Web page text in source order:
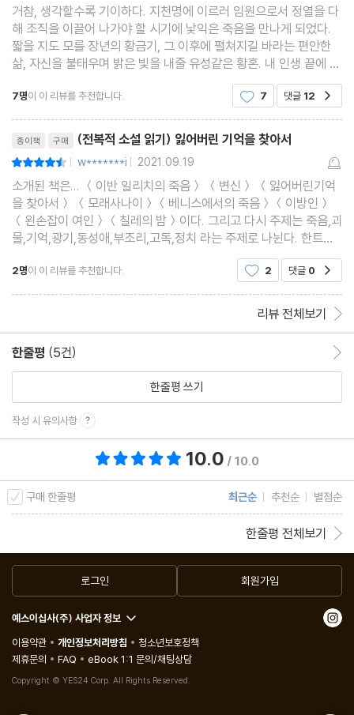
거참, 생각할수록 기이하다. 지천명에 이르러 임원으로서 정열을 다
해 조직을 이끌어 나가야 할 시기에 낯익은 죽음을 만나게 되었다.
짧을 지도 모를 장년의 황금기, 그 이후에 펼쳐지길 바라는 편안한
삶, 자신을 불태우며 밝은 빛을 내줄 유성같은 황혼. 내 인생 끝에 놓
은 최종 목적지를 향하여 힘차게 달려가고 있는 지금, 문득 뒤돌아서
서 희미하게 빛바랜 고교시절로 소환된 것
7명이 이 리뷰를 추천합니다. 7 댓글 12
종이책 구매 (전복적 소설 읽기) 잃어버린 기억을 찾아서
| w*******i | 2021.09.19
소개된 책은... ＜이반 일리치의 죽음＞ ＜변신＞ ＜잃어버린기억
을 찾아서＞ ＜모래사나이＞＜베니스에서의 죽음＞＜이방인＞
＜왼손잡이 여인＞＜칠레의 밤＞이다. 그리고 다시 주제는 죽음,괴
물,기억,광기,동성애,부조리,고독,정치 라는 주제로 나뉜다. 한트케
와 볼라뇨 책을 읽지 않았다. 나머지 책들은 모두 인상적으로 읽었던
책이다. 가장 호기심을 가졌던 '변신'에서 저자와 비슷
2명이 이 리뷰를 추천합니다. 2 댓글 0
리뷰 전체보기
한줄평 (5건)
한줄평 쓰기
작성 시 유의사항
10.0 / 10.0
구매 한줄평 최근순 추천순 별점순
한줄평 전체보기
로그인 회원가입
예스이십사(주) 사업자 정보
이용약관
개인정보처리방침
청소년보호정책
제휴문의
FAQ eBook 1:1 문의/채팅상담
Copyright © YES24 Corp. All Rights Reserved.